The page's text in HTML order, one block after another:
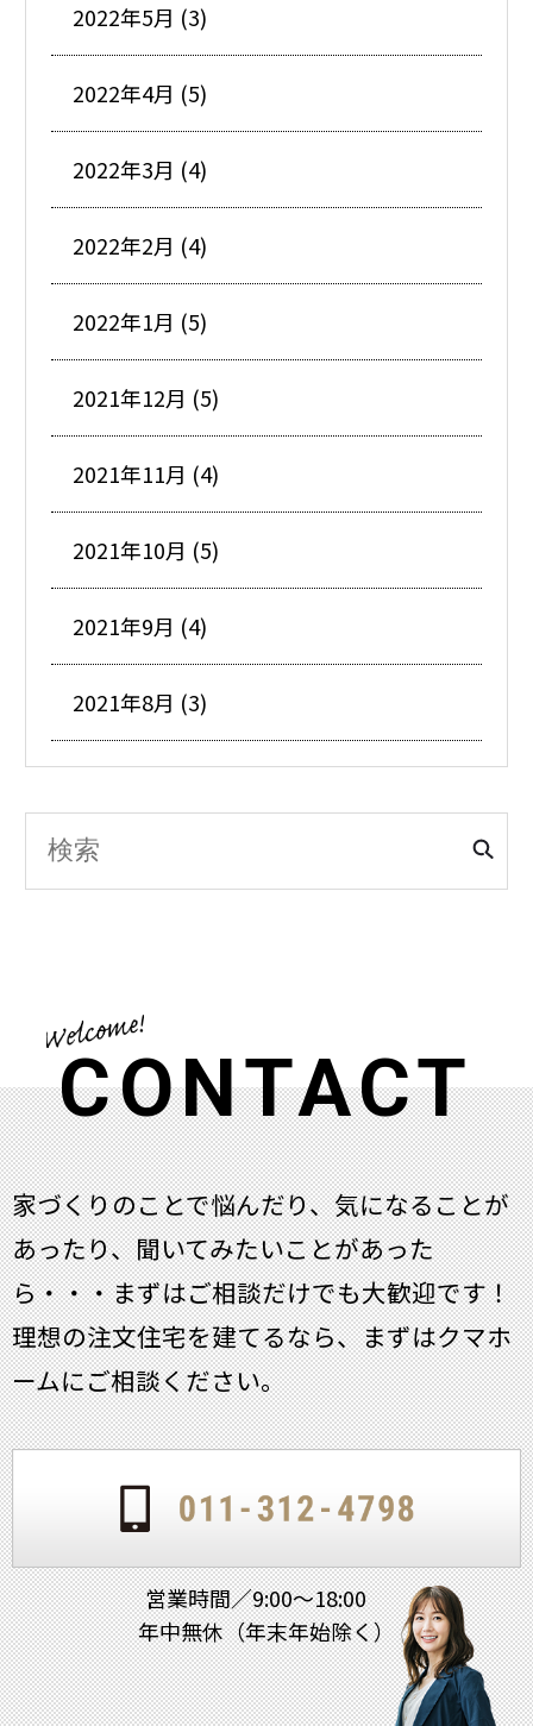
2022年5月 (3)
2022年4月 (5)
2022年3月 (4)
2022年2月 (4)
2022年1月 (5)
2021年12月 (5)
2021年11月 (4)
2021年10月 (5)
2021年9月 (4)
2021年8月 (3)
CONTACT
家づくりのことで悩んだり、気になることが
あったり、聞いてみたいことがあった
ら・・・まずはご相談だけでも大歓迎です！
理想の注文住宅を建てるなら、まずはクマホ
ームにご相談ください。
営業時間／9:00～18:00
年中無休（年末年始除く）